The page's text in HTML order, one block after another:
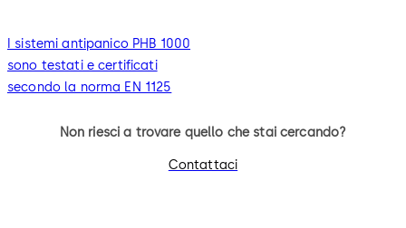
I sistemi antipanico PHB 1000
sono testati e certificati
secondo la norma EN 1125
Non riesci a trovare quello che stai cercando?
Contattaci